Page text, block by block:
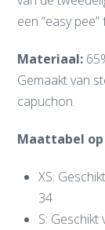
een “easy
Materiaal:
Gemaakt van
capuchon.
Maattabel
XS:
34
S: